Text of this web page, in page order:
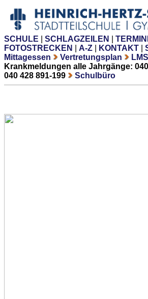
SCHULE SCHLAGZEILEN
FOTOSTRECKEN
A-Z KONTAKT
Mittagessen
Vertretungsplan
Krankmeldungen alle Jahrgänge:
040 428 891-199
Schulbüro